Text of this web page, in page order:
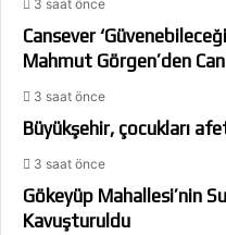
3 saat önce
Cansever
Mahmut Görgen’den
3 saat önce
Büyükşehir, çocukları
3 saat önce
Gökeyüp Mahallesi’nin
Kavuşturuldu